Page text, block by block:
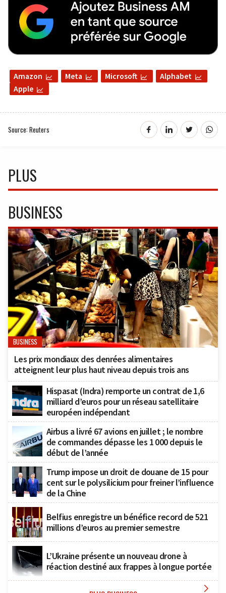
Amazon Meta Microsoft
Alphabet
Apple
Source: Reuters
PLUS
BUSINESS
BUSINESS
Les prix mondiaux des denrées alimentaires
atteignent leur plus haut niveau depuis trois ans
Hispasat (Indra) remporte un contrat de 1,6
milliard d’euros pour un réseau satellitaire
européen indépendant
Airbus a livré 67 avions en juillet ; le nombre
de commandes dépasse les 1 000 depuis le
début de l’année
Trump impose un droit de douane de 15 pour
cent sur le polysilicium pour freiner l’influence
de la Chine
Belfius enregistre un bénéfice record de 521
millions d’euros au premier semestre
L’Ukraine présente un nouveau drone à
réaction destiné aux frappes à longue portée
